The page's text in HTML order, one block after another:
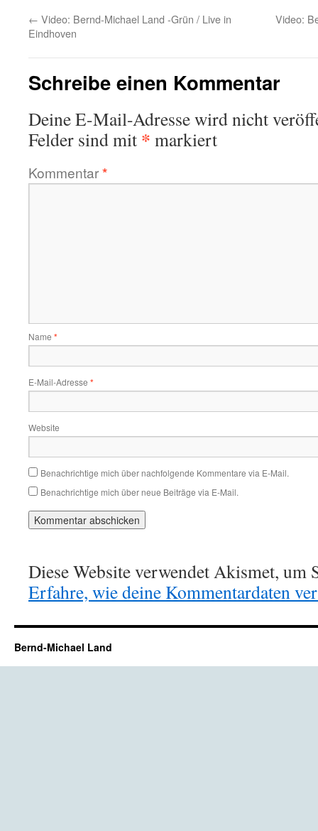
← Video: Bernd-Michael Land -Grün / Live in
Eindhoven
Video:
Schreibe einen Kommentar
Deine E-Mail-Adresse wird nicht
Felder sind mit * markiert
Kommentar*
Name *
E-Mail-Adresse *
Website
Benachrichtige mich über nachfolgende Kommentare via E-Mail.
Benachrichtige mich über neue Beiträge via E-Mail.
Diese Website verwendet Akismet, um
Erfahre, wie deine Kommentardaten
Bernd-Michael Land